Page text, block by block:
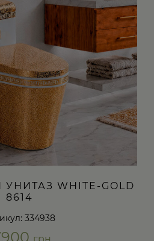
WHITE-GOLD
8614
334938
грн